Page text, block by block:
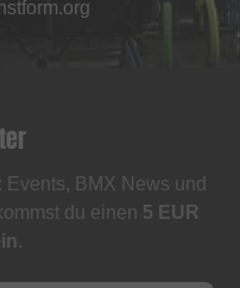
BMX News und
du einen 5 EUR
.